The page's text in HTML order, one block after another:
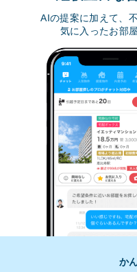
AIの提案に加えて、
気に入ったお部
か